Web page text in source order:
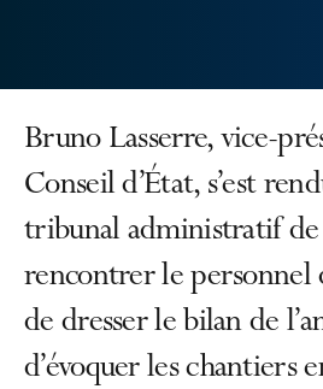
Bruno Lasserre, vice-
Conseil d’État, s’est
tribunal administratif
rencontrer le
de dresser le bilan de
d’évoquer les chantiers